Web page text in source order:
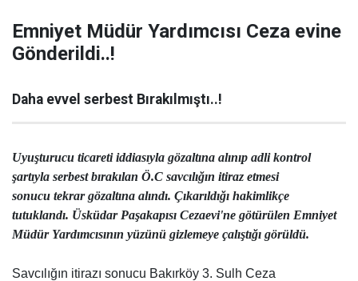
Emniyet Müdür Yardımcısı Ceza evine
Gönderildi..!
Daha evvel serbest Bırakılmıştı..!
Uyuşturucu ticareti iddiasıyla gözaltına alınıp adli kontrol
şartıyla serbest bırakılan Ö.C savcılığın itiraz etmesi
sonucu tekrar gözaltına alındı. Çıkarıldığı hakimlikçe
tutuklandı. Üsküdar Paşakapısı Cezaevi'ne götürülen Emniyet
Müdür Yardımcısının yüzünü gizlemeye çalıştığı görüldü.
Savcılığın itirazı sonucu Bakırköy 3. Sulh Ceza